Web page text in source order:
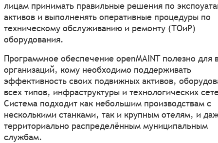
лицам принимать правильные решения по
активов и выполненять оперативные процедуры по
техническому обслуживанию и ремонту (ТОиР)
оборудования.
Программное обеспечение openMAINT полезно для
организаций, кому необходимо поддерживать
эффективность своих подвижных активов,
всех типов, инфраструктуры и технологических
Система подходит как небольшим производствам с
несколькими станками, так и крупным отелям, и
территориально распределённым муниципальным
службам.